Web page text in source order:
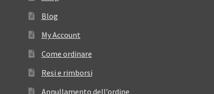
Blog
My Account
Come ordinare
Resi e rimborsi
Annullamento dell’ordine